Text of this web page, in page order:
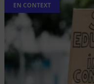
EN CONTEXT